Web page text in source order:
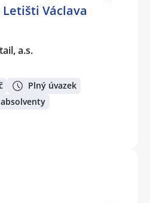
Václava
a.s.
Plný úvazek